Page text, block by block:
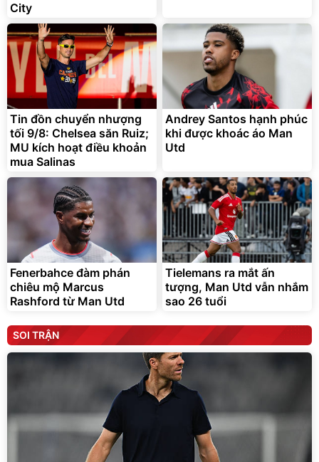
City
Tin đồn chuyển nhượng
tối 9/8: Chelsea săn Ruiz;
MU kích hoạt điều khoản
mua Salinas
Andrey Santos hạnh phúc
khi được khoác áo Man
Utd
Fenerbahce đàm phán
chiêu mộ Marcus
Rashford từ Man Utd
Tielemans ra mắt ấn
tượng, Man Utd vẫn nhắm
sao 26 tuổi
SOI TRẬN